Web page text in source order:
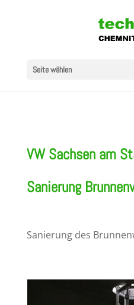
Seite wählen
VW Sachsen am
Sanierung
Sanierung des